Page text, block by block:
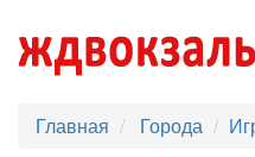
Главная Города